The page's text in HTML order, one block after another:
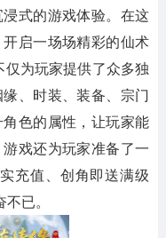
式的游戏体验。在这
启一场场精彩的仙术
为玩家提供了众多独
、时装、装备、宗门
色的属性，让玩家能
戏还为玩家准备了一
充值、创角即送满级
已。